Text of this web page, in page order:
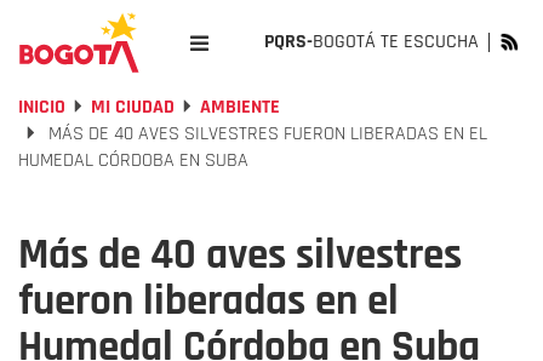
PQRS-BOGOTÁ TE ESCUCHA
INICIO MI CIUDAD
AMBIENTE
MÁS DE 40 AVES SILVESTRES FUERON LIBERADAS EN EL
HUMEDAL CÓRDOBA EN SUBA
Más de 40 aves silvestres
fueron liberadas en el
Humedal Córdoba en Suba